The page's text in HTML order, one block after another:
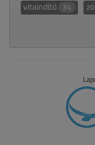
vitaindító 34